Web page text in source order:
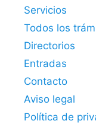
Servicios
Todos los
Directorios
Entradas
Contacto
Aviso legal
Política de